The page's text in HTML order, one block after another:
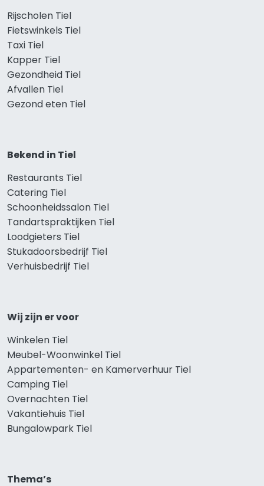
Rijscholen Tiel
Fietswinkels Tiel
Taxi Tiel
Kapper Tiel
Gezondheid Tiel
Afvallen Tiel
Gezond eten Tiel
Bekend in Tiel
Restaurants Tiel
Catering Tiel
Schoonheidssalon Tiel
Tandartspraktijken Tiel
Loodgieters Tiel
Stukadoorsbedrijf Tiel
Verhuisbedrijf Tiel
Wij zijn er voor
Winkelen Tiel
Meubel-Woonwinkel Tiel
Appartementen- en Kamerverhuur Tiel
Camping Tiel
Overnachten Tiel
Vakantiehuis Tiel
Bungalowpark Tiel
Thema’s